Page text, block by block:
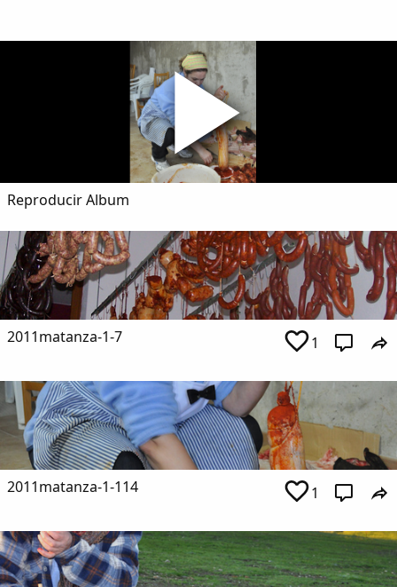
Cancionero Local
Modo oscuro
Reproducir Album
2011matanza-1-7 1
2011matanza-1-114 1